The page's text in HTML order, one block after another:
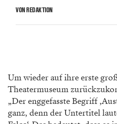
VON REDAKTION
Um wieder auf ihre erste
Theatermuseum
„Der enggefasste Begriff
ganz, denn der Untertitel